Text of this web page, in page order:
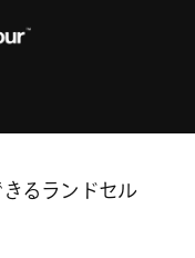
るランドセル